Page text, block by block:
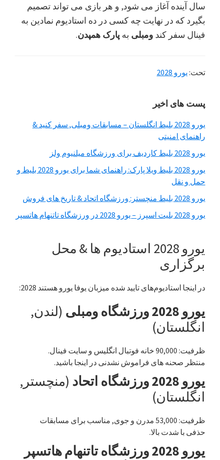
سال آینده آغاز می شود, و هر بازی می تواند تصمیم
بگیرد که در نهایت چه کسی در ده استادیوم نمادین به
فینال سفر کند ومبلی به پارک همپدن.
تحت: یورو 2028
نوار
کناری
اولیه
پست های اخیر
یورو 2028 بلیط انگلستان – مسابقات ومبلی, سفر کنید &
راهنمای امنیتی
یورو 2028 بلیط کاردیف برای ورزشگاه میلنیوم ولز
یورو 2028 بلیط ویلا پارک: راهنمای شما برای یورو 2028 بلیط و
حمل و نقل
یورو 2028 بلیط منچستر: ورزشگاه اتحاد & تاریخ های فروش
یورو 2028 بلیت اسپرز – یورو 2028 در ورزشگاه تاتنهام هاتسپر
یورو 2028 استادیوم ها & محل
برگزاری
در اینجا استادیوم‌های تایید شده میزبان یوفا یورو هستند 2028:
یورو 2028 ورزشگاه ومبلی
(لندن,
انگلستان)
ظرفیت: 90,000 خانه فوتبال انگلیس و سایت فینال.
منتظر صحنه های فراموش نشدنی در اینجا باشید.
یورو 2028 ورزشگاه اتحاد
(منچستر,
انگلستان)
ظرفیت: 53,000 مدرن و جوی, مناسب برای مسابقات
حذفی با شدت بالا.
یورو 2028 ورزشگاه تاتنهام هاتسپر